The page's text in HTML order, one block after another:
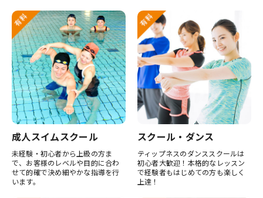
成人スイムスクール
未経験・初心者から上級の方ま
で、お客様のレベルや目的に合わ
せて的確で決め細やかな指導を行
います。
スクール・ダンス
ティップネスのダンススクールは
初心者大歓迎！本格的なレッスン
で経験者もはじめての方も楽しく
上達！